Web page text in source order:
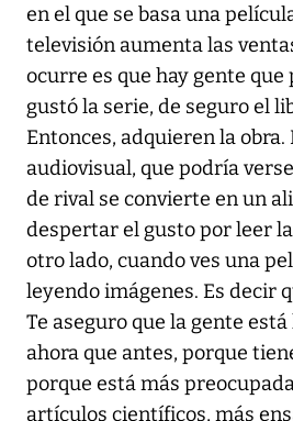
en el que se basa una
televisión aumenta las
ocurre es que hay gente que
gustó la serie, de seguro el
Entonces, adquieren la obra.
audiovisual, que podría
de rival se convierte en un
despertar el gusto por leer
otro lado, cuando ves una
leyendo imágenes. Es decir
Te aseguro que la gente
ahora que antes, porque
porque está más
artículos científicos, más